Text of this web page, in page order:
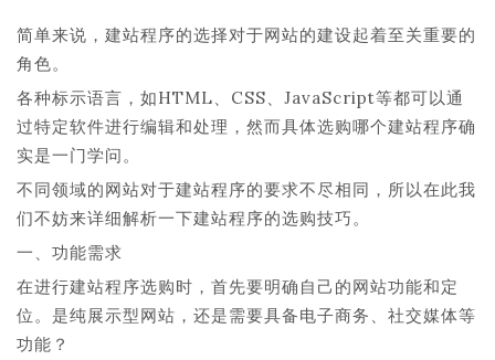
简单来说，建站程序的选择对于网站的建设起着至关重要的
角色。
各种标示语言，如HTML、CSS、JavaScript等都可以通
过特定软件进行编辑和处理，然而具体选购哪个建站程序确
实是一门学问。
不同领域的网站对于建站程序的要求不尽相同，所以在此我
们不妨来详细解析一下建站程序的选购技巧。
一、功能需求
在进行建站程序选购时，首先要明确自己的网站功能和定
位。是纯展示型网站，还是需要具备电子商务、社交媒体等
功能？